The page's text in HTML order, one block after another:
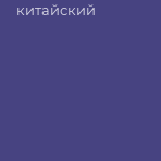
китайский